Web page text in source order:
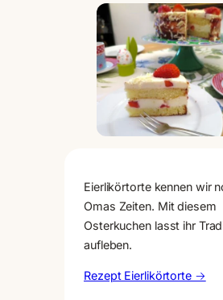
Eierlikörtorte kennen wir
Omas Zeiten. Mit diesem
Osterkuchen lasst ihr
aufleben.
Rezept Eierlikörtorte →